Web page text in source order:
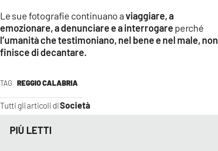
TAG REGGIO CALABRIA
Tutti gli articoli diSocietà
Le sue fotografie continuano aviaggiare, a
emozionare, a denunciare e a interrogare perché
l’umanità che testimoniano, nel bene e nel male, non
finisce di decantare.
PIÙ LETTI